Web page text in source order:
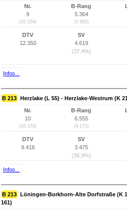
Nr.
9
(10.154)
B-Rang
5.364
(2.992)
DTV
12.350
SV
4.619
(37,4%)
Infos...
B 213 Herzlake (L 55) - Herzlake-Westrum (K
Nr.
10
(10.153)
B-Rang
6.555
(4.171)
DTV
9.416
SV
3.475
(36,9%)
Infos...
B 213 Löningen-Borkhorn-Alte Dorfstraße (K
161)